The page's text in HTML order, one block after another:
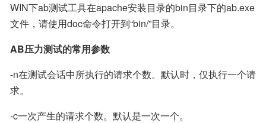
WIN下ab测试工具在apache安装目录的bin目录下的ab.exe
文件，请使用doc命令打开到“bin/”目录。
AB压力测试的常用参数
-n在测试会话中所执行的请求个数。默认时，仅执行一个请
求。
-c一次产生的请求个数。默认是一次一个。